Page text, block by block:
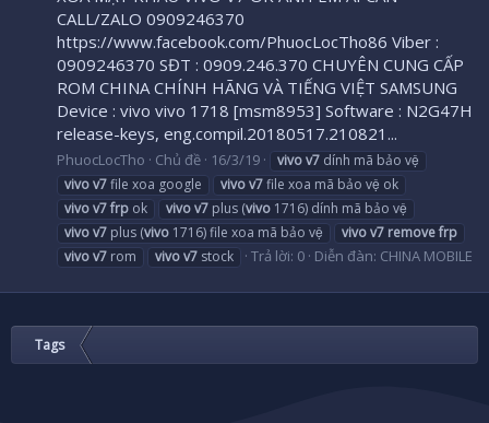
CALL/ZALO 0909246370
https://www.facebook.com/PhuocLocTho86 Viber :
0909246370 SĐT : 0909.246.370 CHUYÊN CUNG CẤP
ROM CHINA CHÍNH HÃNG VÀ TIẾNG VIỆT SAMSUNG
Device : vivo vivo 1718 [msm8953] Software : N2G47H
release-keys, eng.compil.20180517.210821...
PhuocLocTho Chủ đề 16/3/19 vivov7 dính mã bảo vệ
vivov7file xoa google vivov7file xoa mã bảo vệ ok
vivov7frp ok vivov7 plus (vivo 1716) dính mã bảo vệ
vivov7 plus (vivo 1716) file xoa mã bảo vệ vivov7 removefrp
vivov7 rom vivov7 stock Trả lời: 0 Diễn đàn: CHINA MOBILE
Tags